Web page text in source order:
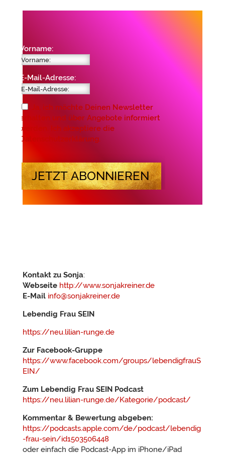
Vorname:
E-Mail-Adresse:
Ja, ich möchte Deinen Newsletter
erhalten und über Angebote informiert
werden. Ich akzeptiere die
Datenschutzerklärung.
JETZT ABONNIEREN
Kontakt zu Sonja:
Webseite http://www.sonjakreiner.de
E-Mail info@sonjakreiner.de
Lebendig Frau SEIN
https://neu.lilian-runge.de
Zur Facebook-Gruppe
https://www.facebook.com/groups/lebendigfrauS
EIN/
Zum Lebendig Frau SEIN Podcast
https://neu.lilian-runge.de/Kategorie/podcast/
Kommentar & Bewertung abgeben:
https://podcasts.apple.com/de/podcast/lebendig
-frau-sein/id1503506448
oder einfach die Podcast-App im iPhone/iPad